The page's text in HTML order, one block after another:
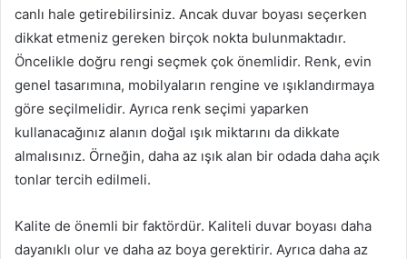
canlı hale getirebilirsiniz. Ancak duvar boyası seçerken
dikkat etmeniz gereken birçok nokta bulunmaktadır.
Öncelikle doğru rengi seçmek çok önemlidir. Renk, evin
genel tasarımına, mobilyaların rengine ve ışıklandırmaya
göre seçilmelidir. Ayrıca renk seçimi yaparken
kullanacağınız alanın doğal ışık miktarını da dikkate
almalısınız. Örneğin, daha az ışık alan bir odada daha açık
tonlar tercih edilmeli.
Kalite de önemli bir faktördür. Kaliteli duvar boyası daha
dayanıklı olur ve daha az boya gerektirir. Ayrıca daha az